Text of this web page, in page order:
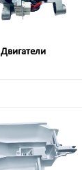
Двигатели